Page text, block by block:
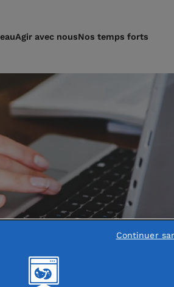
Agir avec nousNos temps forts
Continuer